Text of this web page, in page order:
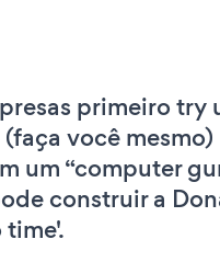
primeiro try
você
um “computer
construir a